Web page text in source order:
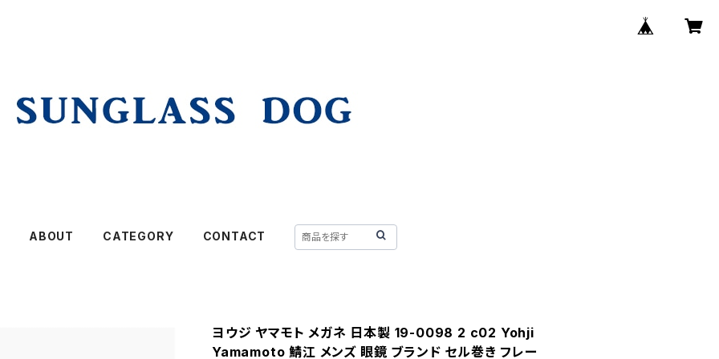
ABOUT CATEGORY CONTACT
ヨウジ ヤマモト メガネ 日本製 19-0098 2 c02 Yohji
Yamamoto 鯖江 メンズ 眼鏡 ブランド セル巻き フレー